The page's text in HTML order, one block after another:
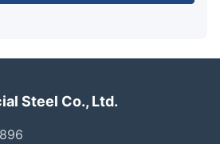
Steel Co., Ltd.